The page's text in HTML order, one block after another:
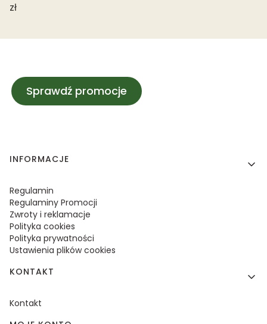
zł
Sprawdź promocje
Linki w stopce
INFORMACJE
Regulamin
Regulaminy Promocji
Zwroty i reklamacje
Polityka cookies
Polityka prywatności
Ustawienia plików cookies
KONTAKT
Kontakt